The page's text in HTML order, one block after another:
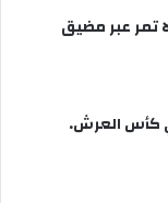
تمر عبر مضيق
كأس العرش.